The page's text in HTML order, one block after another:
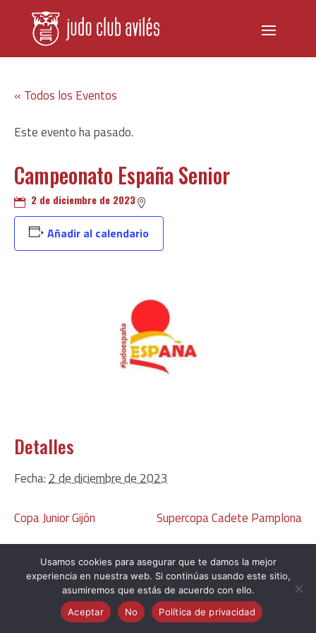
« Todos los Eventos
Este evento ha pasado.
Campeonato España Senior
 2 de diciembre de 2023
Añadir al calendario
Detalles
Fecha:2 de diciembre de 2023
Copa Junior Gijón Supercopa Cadete Pamplona
Judo Club Avilés |Consulta nuestra política de privacidad
Usamos cookies para asegurar que te damos la mejor
experiencia en nuestra web. Si continúas usando este sitio,
asumiremos que estás de acuerdo con ello.
Aceptar
No Política de privacidad